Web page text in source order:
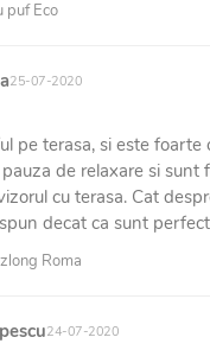
puf Eco
25-07-2020
pe terasa, si este foarte
de relaxare si sunt
cu terasa. Cat
decat ca sunt
Roma
24-07-2020